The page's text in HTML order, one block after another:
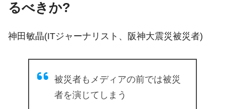
るべきか?
神田敏晶(ITジャーナリスト、阪神大震災被災者)
被災者もメディアの前では被災
者を演じてしまう